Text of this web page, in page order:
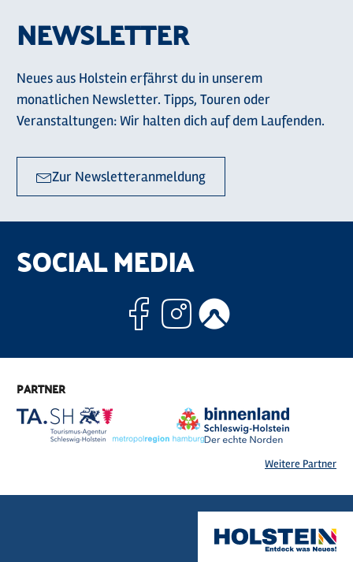
NEWSLETTER
Neues aus Holstein erfährst du in unserem
monatlichen Newsletter. Tipps, Touren oder
Veranstaltungen: Wir halten dich auf dem Laufenden.
Zur Newsletteranmeldung
SOCIAL MEDIA
Facebook
Instagram
PARTNER
Weitere Partner